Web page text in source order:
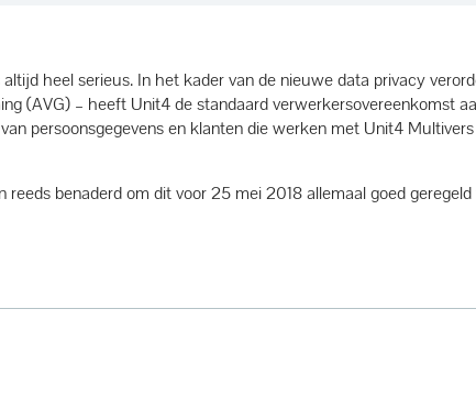
heel serieus. In het kader van de nieuwe data privacy
(AVG) – heeft Unit4 de standaard verwerkersovereenkomst
persoonsgegevens en klanten die werken met Unit4
benaderd om dit voor 25 mei 2018 allemaal goed